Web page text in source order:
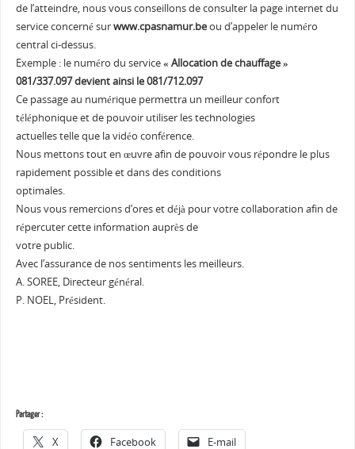
de l’atteindre, nous vous conseillons de consulter la page internet du
service concerné surwww.cpasnamur.beou d’appeler le numéro
central ci-dessus.
Exemple : le numéro du service« Allocation de chauffage »
081/337.097 devient ainsi le 081/712.097
Ce passage au numérique permettra un meilleur confort
téléphonique et de pouvoir utiliser les technologies
actuelles telle que la vidéo conférence.
Nous mettons tout en œuvre afin de pouvoir vous répondre le plus
rapidement possible et dans des conditions
optimales.
Nous vous remercions d’ores et déjà pour votre collaboration afin de
répercuter cette information auprès de
votre public.
Avec l’assurance de nos sentiments les meilleurs.
A. SOREE, Directeur général.
P. NOEL, Président.
Partager :
X Facebook E-mail